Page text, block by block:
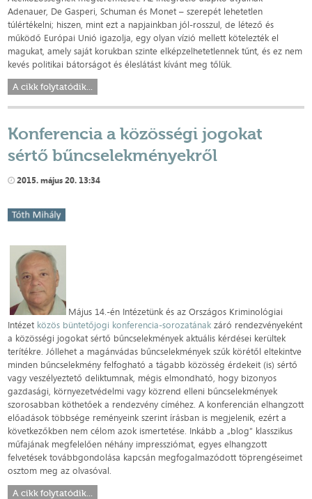
Adenauer, De Gasperi, Schuman és Monet – szerepét lehetetlen
túlértékelni; hiszen, mint ezt a napjainkban jól-rosszul, de létező és
működő Európai Unió igazolja, egy olyan vízió mellett kötelezték el
magukat, amely saját korukban szinte elképzelhetetlennek tűnt, és ez nem
kevés politikai bátorságot és éleslátást kívánt meg tőlük.
A cikk folytatódik...
Konferencia a közösségi jogokat
sértő bűncselekményekről
2015. május 20. 13:34
Május 14.-én Intézetünk és az Országos Kriminológiai
Intézet közös büntetőjogi konferencia-sorozatának záró rendezvényeként
a közösségi jogokat sértő bűncselekmények aktuális kérdései kerültek
terítékre. Jóllehet a magánvádas bűncselekmények szűk körétől eltekintve
minden bűncselekmény felfogható a tágabb közösség érdekeit (is) sértő
vagy veszélyeztető deliktumnak, mégis elmondható, hogy bizonyos
gazdasági, környezetvédelmi vagy közrend elleni bűncselekmények
szorosabban köthetőek a rendezvény címéhez. A konferencián elhangzott
előadások többsége reményeink szerint írásban is megjelenik, ezért a
következőkben nem célom azok ismertetése. Inkább a „blog” klasszikus
műfajának megfelelően néhány impressziómat, egyes elhangzott
felvetések továbbgondolása kapcsán megfogalmazódott töprengéseimet
osztom meg az olvasóval.
A cikk folytatódik...